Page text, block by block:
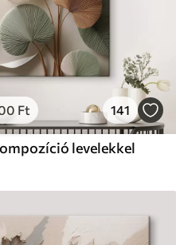
Ft 141
levelekkel